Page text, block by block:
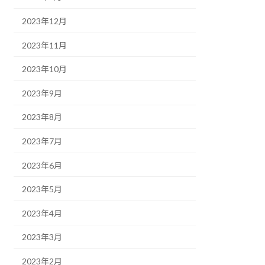
2023年12月
2023年11月
2023年10月
2023年9月
2023年8月
2023年7月
2023年6月
2023年5月
2023年4月
2023年3月
2023年2月